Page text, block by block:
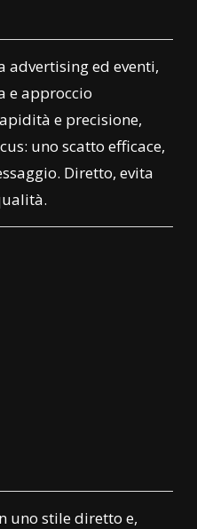
advertising ed eventi,
e approccio
e precisione,
uno scatto efficace,
Diretto, evita
uno stile diretto e,